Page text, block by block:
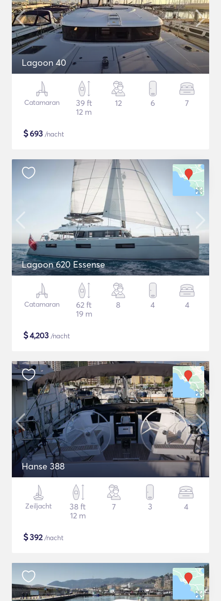
Lagoon 40
Catamaran
39 ft
12 m
12 6 7
$693 /nacht
Lagoon 620 Essense
Catamaran
62 ft
19 m
8 4 4
$4,203 /nacht
Hanse 388
Zeiljacht
38 ft
12 m
7 3 4
$392/nacht